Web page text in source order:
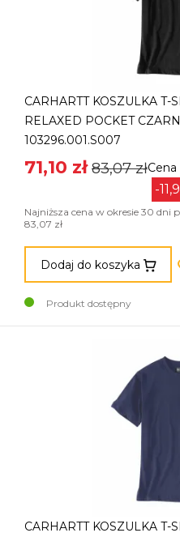
CARHARTT KOSZULKA T-
RELAXED POCKET
103296.001.S007
71,10 zł 83,07 zł
-
Najniższa cena w okresie 30
83,07 zł
Dodaj do koszyka
Produkt dostępny
CARHARTT KOSZULKA T-